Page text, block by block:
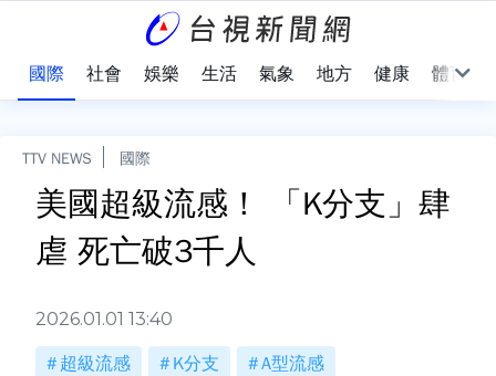
國際 社會 娛樂 生活 氣象 地方 健康 體育
TTV NEWS 國際
美國超級流感！ 「K分支」肆
虐 死亡破3千人
2026.01.01 13:40
超級流感 K分支 A型流感